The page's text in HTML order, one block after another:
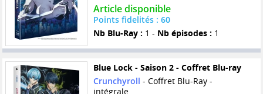
Article disponible
Points fidelités : 60
Nb Blu-Ray : 1 - Nb épisodes : 1
Blue Lock - Saison 2 - Coffret Blu-ray
Crunchyroll - Coffret Blu-Ray -
intégrale